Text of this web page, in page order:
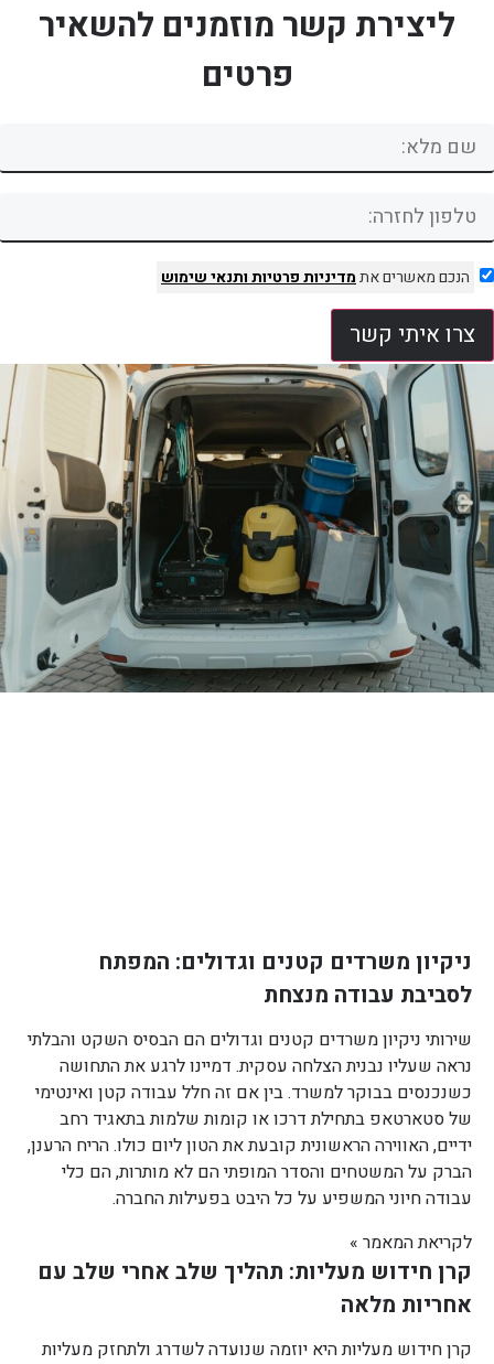
ליצירת קשר מוזמנים להשאיר
פרטים
הנכם מאשרים אתמדיניות פרטיותותנאי שימוש
צרו איתי קשר
ניקיון משרדים קטנים וגדולים: המפתח
לסביבת עבודה מנצחת
שירותי ניקיון משרדים קטנים וגדולים הם הבסיס השקט והבלתי
נראה שעליו נבנית הצלחה עסקית. דמיינו לרגע את התחושה
כשנכנסים בבוקר למשרד. בין אם זה חלל עבודה קטן ואינטימי
של סטארטאפ בתחילת דרכו או קומות שלמות בתאגיד רחב
ידיים, האווירה הראשונית קובעת את הטון ליום כולו. הריח הרענן,
הברק על המשטחים והסדר המופתי הם לא מותרות, הם כלי
עבודה חיוני המשפיע על כל היבט בפעילות החברה.
לקריאת המאמר »
קרן חידוש מעליות: תהליך שלב אחרי שלב עם
אחריות מלאה
קרן חידוש מעליות היא יוזמה שנועדה לשדרג ולתחזק מעליות